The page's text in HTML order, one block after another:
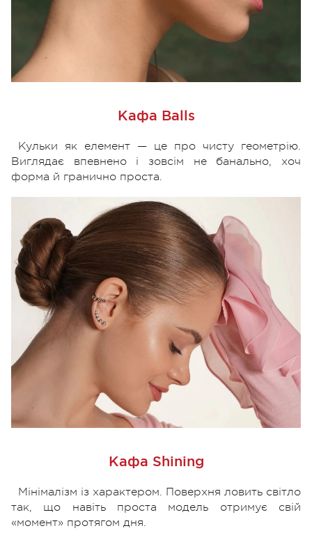
Кафа Balls
Кульки як елемент — це про чисту геометрію.
Виглядає впевнено і зовсім не банально, хоч
форма й гранично проста.
Кафа Shining
Мінімалізм із характером. Поверхня ловить світло
так, що навіть проста модель отримує свій
«момент» протягом дня.